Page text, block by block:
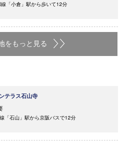
「小倉」駅から歩いて12分
をもっと見る
テラス石山寺
「石山」駅から京阪バスで12分